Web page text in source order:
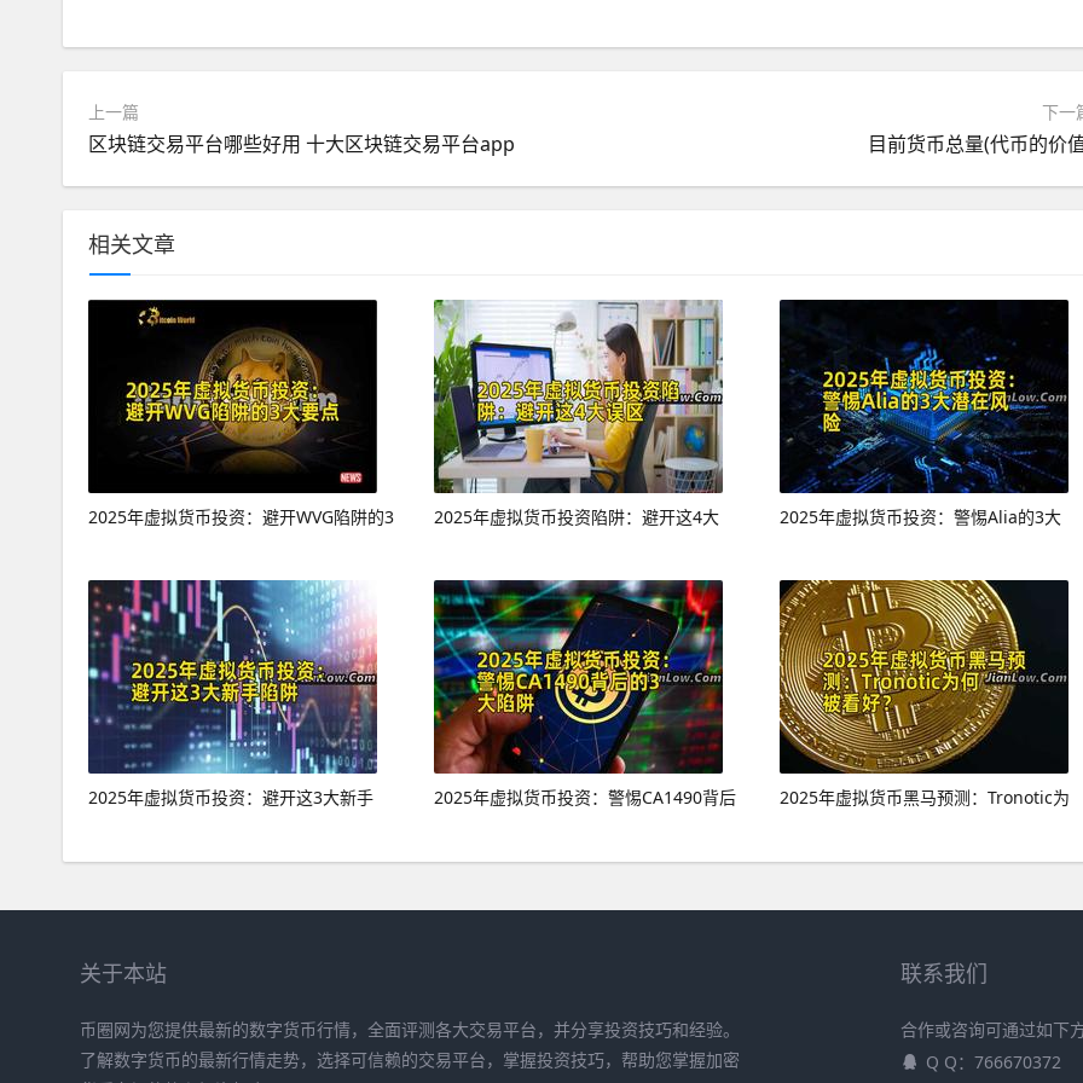
上一篇
区块链交易平台哪些好用 十大区块链交易平台app
下一
目前货币总量(代币的价
相关文章
2025年虚拟货币投资：避开WVG陷阱的3 2025年虚拟货币投资陷阱：避开这4大 2025年虚拟货币投资：警惕Alia的3大
2025年虚拟货币投资：避开这3大新手 2025年虚拟货币投资：警惕CA1490背后 2025年虚拟货币黑马预测：Tronotic为
关于本站
币圈网为您提供最新的数字货币行情，全面评测各大交易平台，并分享投资技巧和经验。
了解数字货币的最新行情走势，选择可信赖的交易平台，掌握投资技巧，帮助您掌握加密
联系我们
合作或咨询可通过如下
Q Q：766670372